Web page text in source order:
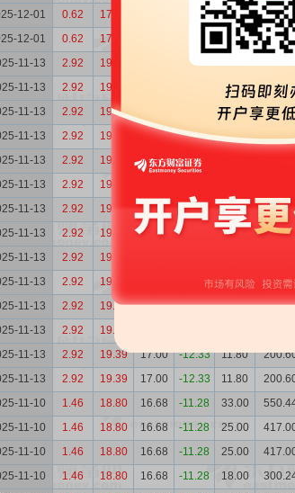
12-01 0.62 17.74 -10.54 18.90
12-01 0.62 17.74 12.70
11-13 2.92 19.39 -12.33 40.00
11-13 2.92 19.39 30.00
11-13 2.92 19.39 25.00 425.00
11-13 2.92 19.39 17.00 -12.33 25.00
11-13 2.92 19.39 17.00 -12.33
11-13 2.92 19.39
11-13 2.92 19.39 17.00 -12.33 17.40
11-13 2.92 19.39 17.00 -12.33 17.00 289.00
11-13 2.92 19.39
11-13 2.92 19.39 -12.33 11.80
11-13 2.92 19.39 17.00 -12.33 11.80
11-13 2.92 19.39
11-13 2.92 19.39 17.00 -12.33 11.80
11-13 2.92 19.39 17.00 -12.33 11.80
11-10 1.46 18.80 16.68 -11.28 33.00
11-10 1.46 18.80 16.68 -11.28 25.00
11-10 1.46 18.80 16.68 -11.28 25.00
11-10 1.46 18.80 16.68 -11.28 18.00